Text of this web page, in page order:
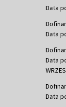
Data
Data
Data
Data